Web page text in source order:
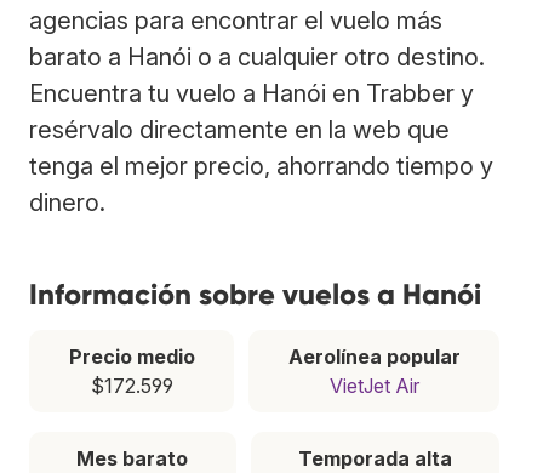
agencias para encontrar el vuelo más
barato a Hanói o a cualquier otro destino.
Encuentra tu vuelo a Hanói en Trabber y
resérvalo directamente en la web que
tenga el mejor precio, ahorrando tiempo y
dinero.
Información sobre vuelos a Hanói
Precio medio
$172.599
Aerolínea popular
VietJet Air
Mes barato
Temporada alta